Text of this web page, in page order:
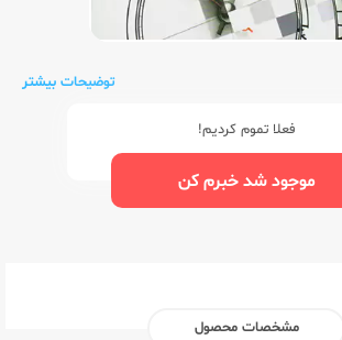
توضیحات بیشتر
فعلا تموم کردیم!
موجود شد خبرم کن
مشخصات محصول